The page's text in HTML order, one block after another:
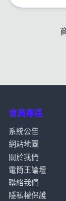
會員專區
系統公告
網站地圖
關於我們
電筒王論壇
聯絡我們
隱私權保護